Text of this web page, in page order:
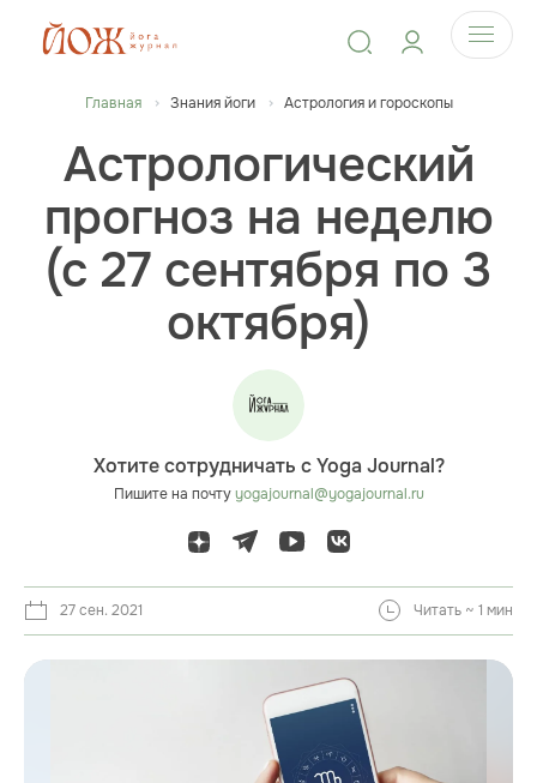
Главная Знания йоги Астрология и гороскопы
Астрологический
прогноз на неделю
(с 27 сентября по 3
октября)
Хотите сотрудничать с Yoga Journal?
Пишите на почтуyogajournal@yogajournal.ru
27 сен. 2021 Читать ~ 1 мин